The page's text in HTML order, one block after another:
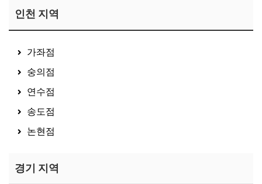
인천 지역
가좌점
숭의점
연수점
송도점
논현점
경기 지역